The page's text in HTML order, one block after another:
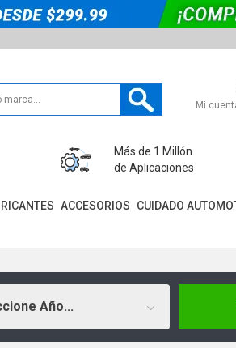
Mi
Más de 1 Millón
de Aplicaciones
ACCESORIOS CUIDADO
Año...